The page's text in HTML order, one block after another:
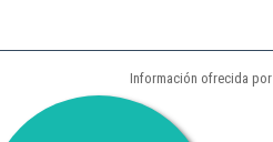
Información ofrecida por